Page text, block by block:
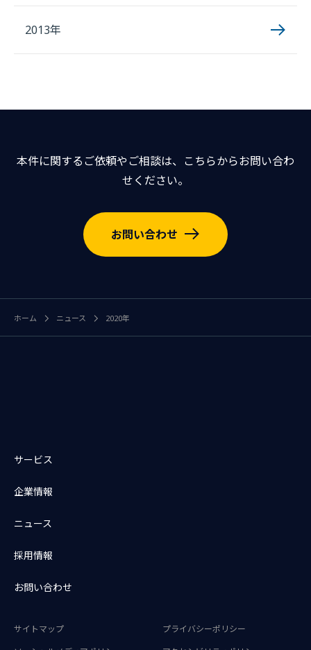
2013年
本件に関するご依頼やご相談は、こちらからお問い合わ
せください。
お問い合わせ
ホーム ニュース 2020年
サービス
企業情報
ニュース
採用情報
お問い合わせ
サイトマップ
プライバシーポリシー